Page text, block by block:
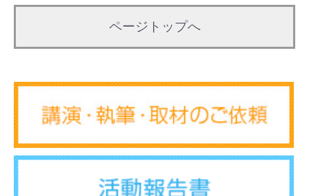
ページトップへ